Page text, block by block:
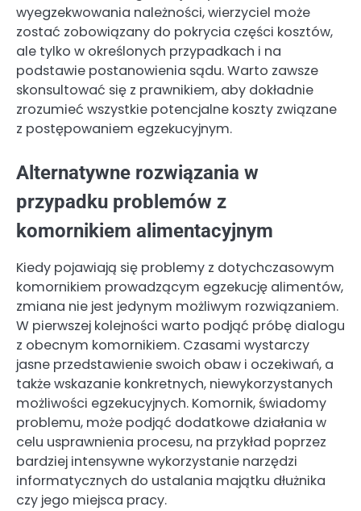
wyegzekwowania należności, wierzyciel może
zostać zobowiązany do pokrycia części kosztów,
ale tylko w określonych przypadkach i na
podstawie postanowienia sądu. Warto zawsze
skonsultować się z prawnikiem, aby dokładnie
zrozumieć wszystkie potencjalne koszty związane
z postępowaniem egzekucyjnym.
Alternatywne rozwiązania w
przypadku problemów z
komornikiem alimentacyjnym
Kiedy pojawiają się problemy z dotychczasowym
komornikiem prowadzącym egzekucję alimentów,
zmiana nie jest jedynym możliwym rozwiązaniem.
W pierwszej kolejności warto podjąć próbę dialogu
z obecnym komornikiem. Czasami wystarczy
jasne przedstawienie swoich obaw i oczekiwań, a
także wskazanie konkretnych, niewykorzystanych
możliwości egzekucyjnych. Komornik, świadomy
problemu, może podjąć dodatkowe działania w
celu usprawnienia procesu, na przykład poprzez
bardziej intensywne wykorzystanie narzędzi
informatycznych do ustalania majątku dłużnika
czy jego miejsca pracy.